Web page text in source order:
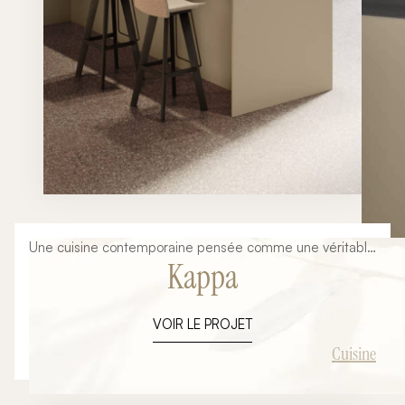
Une cuisine contemporaine pensée comme une véritable
pièce d'architecture Aujourd'hui, la cuisine ne se limite
plus à un simple espace dédié à la préparation des
l'on cuisine, partage, reçoit et vit au quotidien. Son
aménagement doit donc répondre à des exigences
esthétiques, fonctionnelles et techniques de plus en plus
Kappa
VOIR LE PROJET
Cuisine